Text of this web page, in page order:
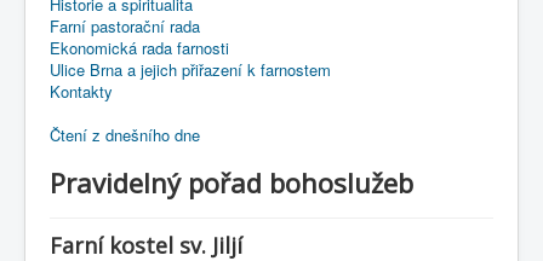
Farní pastorační rada
Ekonomická rada farnosti
Ulice Brna a jejich přiřazení k farnostem
Kontakty
Čtení z dnešního dne
Pravidelný pořad bohoslužeb
Farní kostel sv. Jiljí